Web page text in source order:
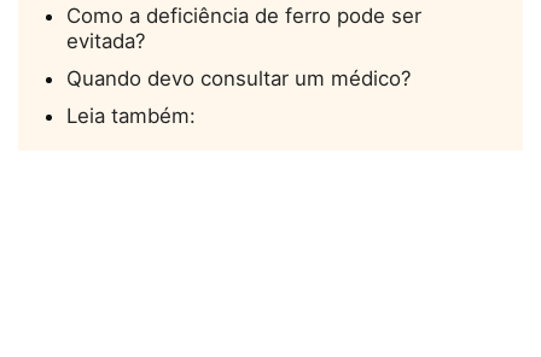
Como a deficiência de ferro pode ser
evitada?
Quando devo consultar um médico?
Leia também: